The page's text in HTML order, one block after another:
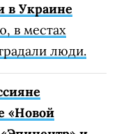
в Украине
в местах
люди.
«Новой